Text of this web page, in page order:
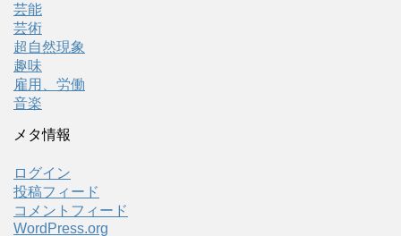
芸能
芸術
超自然現象
趣味
雇用、労働
音楽
メタ情報
ログイン
投稿フィード
コメントフィード
WordPress.org